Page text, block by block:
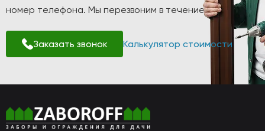
номер телефона. Мы перезвоним в течение 1-2 минут!
Заказать звонок Калькулятор стоимости